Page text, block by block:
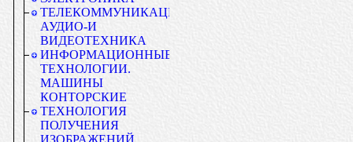
ТЕЛЕКОММУНИКАЦИИ.
АУДИО-И
ВИДЕОТЕХНИКА
ИНФОРМАЦИОННЫЕ
ТЕХНОЛОГИИ.
МАШИНЫ
КОНТОРСКИЕ
ТЕХНОЛОГИЯ
ПОЛУЧЕНИЯ
ИЗОБРАЖЕНИЙ